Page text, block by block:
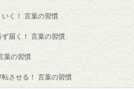
く！ 言葉の習慣
届く！ 言葉の習慣
葉の習慣
させる！ 言葉の習慣